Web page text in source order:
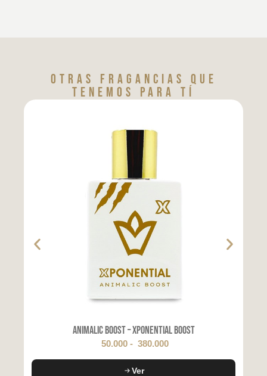
Otras fragancias que
tenemos para tí
Animalic Boost – Xponential Boost
50.000 - 380.000
Ver